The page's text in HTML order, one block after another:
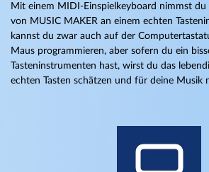
Mit einem MIDI-Einspielkeyboard nimmst du
von MUSIC MAKER an einem echten
kannst du zwar auch auf der
Maus programmieren, aber sofern du ein
Tasteninstrumenten hast, wirst du das
echten Tasten schätzen und für deine Musik